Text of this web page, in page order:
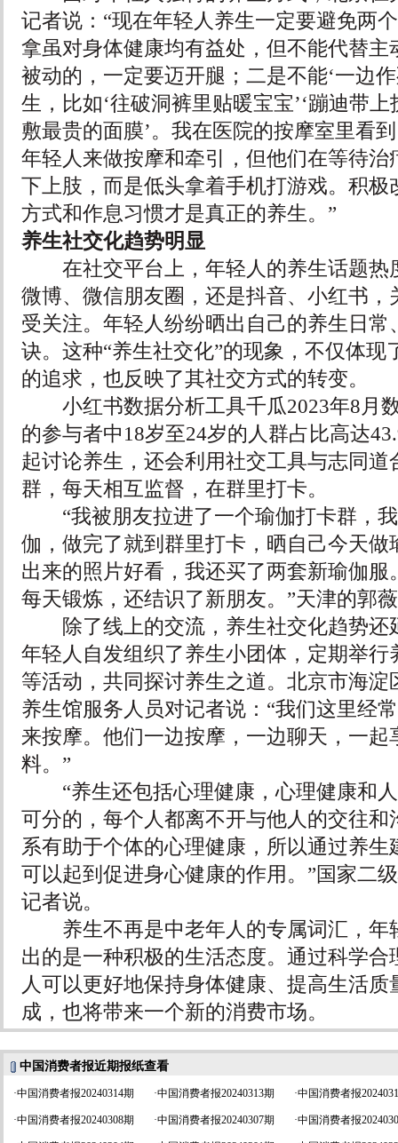
记者说：“现在年轻人养生一定要避免两
拿虽对身体健康均有益处，但不能代替主
被动的，一定要迈开腿；二是不能‘一边
生，比如‘往破洞裤里贴暖宝宝’‘蹦迪带上
敷最贵的面膜’。我在医院的按摩室里看
年轻人来做按摩和牵引，但他们在等待治
下上肢，而是低头拿着手机打游戏。积极
方式和作息习惯才是真正的养生。”
养生社交化趋势明显
在社交平台上，年轻人的养生话题热
微博、微信朋友圈，还是抖音、小红书，
受关注。年轻人纷纷晒出自己的养生日常
诀。这种“养生社交化”的现象，不仅体现
的追求，也反映了其社交方式的转变。
小红书数据分析工具千瓜2023年8月数
的参与者中18岁至24岁的人群占比高达
起讨论养生，还会利用社交工具与志同道
群，每天相互监督，在群里打卡。
“我被朋友拉进了一个瑜伽打卡群，我
伽，做完了就到群里打卡，晒自己今天做
出来的照片好看，我还买了两套新瑜伽服
每天锻炼，还结识了新朋友。”天津的郭
除了线上的交流，养生社交化趋势还
年轻人自发组织了养生小团体，定期举行
等活动，共同探讨养生之道。北京市海淀
养生馆服务人员对记者说：“我们这里经
来按摩。他们一边按摩，一边聊天，一起
料。”
“养生还包括心理健康，心理健康和人
可分的，每个人都离不开与他人的交往和
系有助于个体的心理健康，所以通过养生
可以起到促进身心健康的作用。”国家二
记者说。
养生不再是中老年人的专属词汇，年
出的是一种积极的生活态度。通过科学合
人可以更好地保持身体健康、提高生活
成，也将带来一个新的消费市场。
中国消费者报近期报纸查看
·中国消费者报20240314期 ·中国消费者报20240313期 ·中国消费者报
·中国消费者报20240308期 ·中国消费者报20240307期 ·中国消费者报